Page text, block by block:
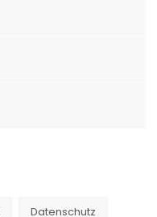
Datenschutz